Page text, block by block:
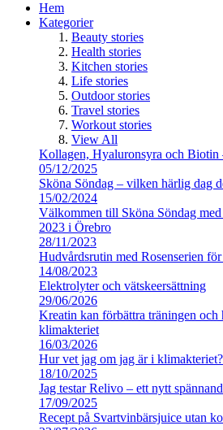
Hem
Kategorier
Beauty stories
Health stories
Kitchen stories
Life stories
Outdoor stories
Travel stories
Workout stories
View All
Kollagen, Hyaluronsyra och Biotin
05/12/2025
Sköna Söndag – vilken härlig dag
15/02/2024
Välkommen till Sköna Söndag
2023 i Örebro
28/11/2023
Hudvårdsrutin med Rosenserien
14/08/2023
Elektrolyter och vätskeersättning
29/06/2026
Kreatin kan förbättra träningen
klimakteriet
16/03/2026
Hur vet jag om jag är i klimakteriet?
18/10/2025
Jag testar Relivo – ett nytt
17/09/2025
Recept på Svartvinbärsjuice utan